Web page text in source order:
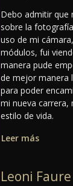
Debo admitir que
sobre la
uso de mi
módulos, fui
manera pude
de mejor manera
para poder
mi nueva
estilo de vida.
Leer más
Leoni Faure